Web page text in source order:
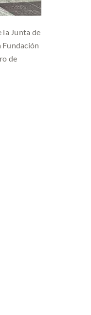
la Junta de
Fundación
de